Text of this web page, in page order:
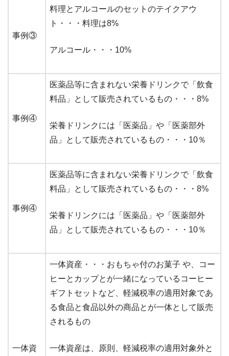
事例③
料理とアルコールのセットのテイクアウ
ト・・・料理は8%
アルコール・・・10%
事例④
医薬品等に含まれない栄養ドリンクで「飲食
料品」として販売されているもの・・・8%
栄養ドリンクには「医薬品」や「医薬部外
品」として販売されているもの・・・10％
事例④
医薬品等に含まれない栄養ドリンクで「飲食
料品」として販売されているもの・・・8%
栄養ドリンクには「医薬品」や「医薬部外
品」として販売されているもの・・・10％
一体資
一体資産・・・おもちゃ付のお菓子 や、コー
ヒーとカップとが一緒になっているコーヒー
ギフトセットなど、軽減税率の適用対象であ
る食品と食品以外の商品とが一体として販売
されるもの
一体資産は、原則、軽減税率の適用対象外と